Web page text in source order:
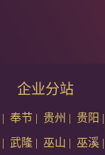
企业分站
奉节 | 贵州 | 贵阳 |
| 武隆 | 巫山 | 巫溪 |